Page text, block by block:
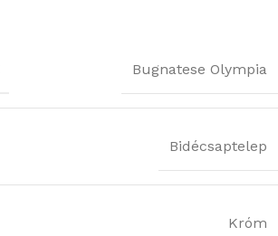
Bugnatese Olympia
Bidécsaptelep
Króm